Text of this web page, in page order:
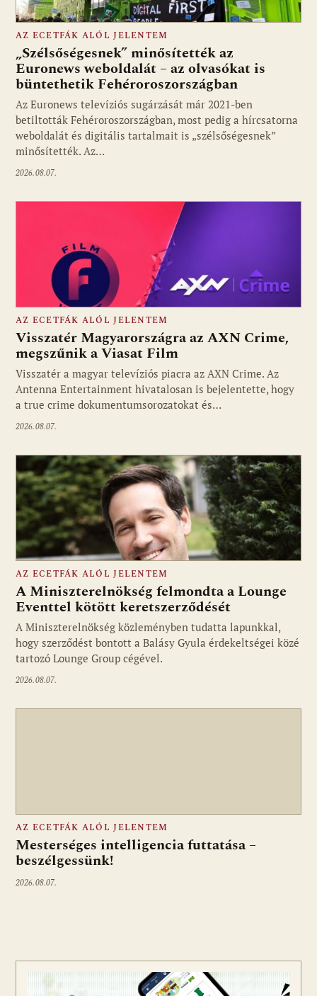
Fotó: media1.hu
AZ ECETFÁK ALÓL JELENTEM
„Szélsőségesnek” minősítették az
Euronews weboldalát – az olvasókat is
büntethetik Fehéroroszországban
Az Euronews televíziós sugárzását már 2021-ben
betiltották Fehéroroszországban, most pedig a hírcsatorna
weboldalát és digitális tartalmait is „szélsőségesnek”
minősítették. Az…
2026.08.07.
Fotó: media1.hu
AZ ECETFÁK ALÓL JELENTEM
Visszatér Magyarországra az AXN Crime,
megszűnik a Viasat Film
Visszatér a magyar televíziós piacra az AXN Crime. Az
Antenna Entertainment hivatalosan is bejelentette, hogy
a true crime dokumentumsorozatokat és…
2026.08.07.
Fotó: media1.hu
AZ ECETFÁK ALÓL JELENTEM
A Miniszterelnökség felmondta a Lounge
Eventtel kötött keretszerződését
A Miniszterelnökség közleményben tudatta lapunkkal,
hogy szerződést bontott a Balásy Gyula érdekeltségei közé
tartozó Lounge Group cégével.
2026.08.07.
AZ ECETFÁK ALÓL JELENTEM
Mesterséges intelligencia futtatása –
beszélgessünk!
2026.08.07.